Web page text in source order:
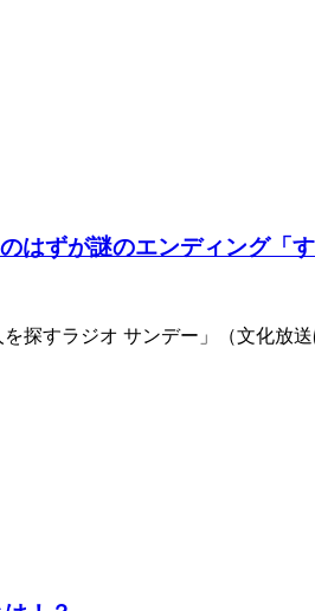
ずが謎のエンディング「
探すラジオ サンデー」（文化放